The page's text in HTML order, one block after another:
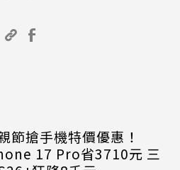
節搶手機特價優惠！
17 Pro省3710元 三